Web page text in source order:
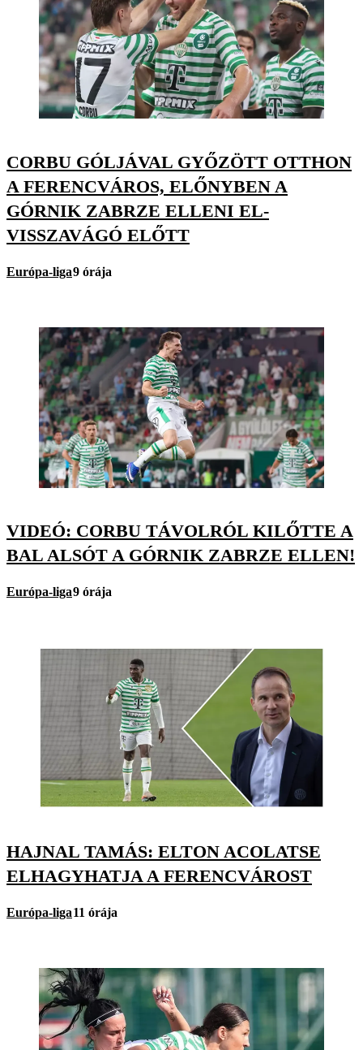
CORBU GÓLJÁVAL GYŐZÖTT OTTHON
A FERENCVÁROS, ELŐNYBEN A
GÓRNIK ZABRZE ELLENI EL-
VISSZAVÁGÓ ELŐTT
Európa-liga9 órája
VIDEÓ: CORBU TÁVOLRÓL KILŐTTE A
BAL ALSÓT A GÓRNIK ZABRZE ELLEN!
Európa-liga9 órája
HAJNAL TAMÁS: ELTON ACOLATSE
ELHAGYHATJA A FERENCVÁROST
Európa-liga11 órája